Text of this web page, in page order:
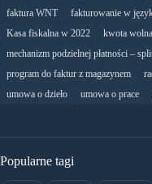
faktura WNT
fakturowanie w
Kasa fiskalna w 2022
kwota
mechanizm podzielnej płatności –
program do faktur z magazynem
umowa o dzieło
umowa o prace
Popularne tagi